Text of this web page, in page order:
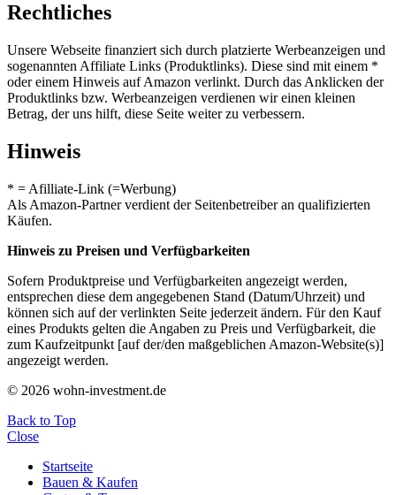
Rechtliches
Unsere Webseite finanziert sich durch platzierte Werbeanzeigen und
sogenannten Affiliate Links (Produktlinks). Diese sind mit einem *
oder einem Hinweis auf Amazon verlinkt. Durch das Anklicken der
Produktlinks bzw. Werbeanzeigen verdienen wir einen kleinen
Betrag, der uns hilft, diese Seite weiter zu verbessern.
Hinweis
* = Afilliate-Link (=Werbung)
Als Amazon-Partner verdient der Seitenbetreiber an qualifizierten
Käufen.
Hinweis zu Preisen und Verfügbarkeiten
Sofern Produktpreise und Verfügbarkeiten angezeigt werden,
entsprechen diese dem angegebenen Stand (Datum/Uhrzeit) und
können sich auf der verlinkten Seite jederzeit ändern. Für den Kauf
eines Produkts gelten die Angaben zu Preis und Verfügbarkeit, die
zum Kaufzeitpunkt [auf der/den maßgeblichen Amazon-Website(s)]
angezeigt werden.
© 2026 wohn-investment.de
Back to Top
Close
Startseite
Bauen & Kaufen